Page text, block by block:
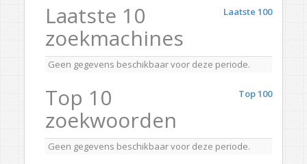
Laatste 100
Laatste 10
zoekmachines
Geen gegevens beschikbaar voor deze periode.
Top 100
Top 10
zoekwoorden
Geen gegevens beschikbaar voor deze periode.